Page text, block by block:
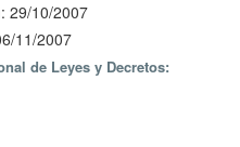
29/10/2007
11/2007
de Leyes y Decretos: